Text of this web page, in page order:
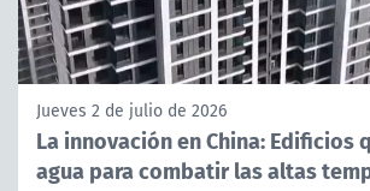
Jueves 2 de julio de 2026
La innovación en China: Edificios
agua para combatir las altas